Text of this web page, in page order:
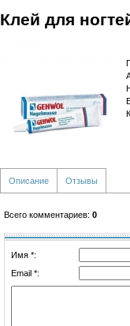
Клей для
Описание Отзывы
Всего комментариев: 0
Имя *:
Email *: